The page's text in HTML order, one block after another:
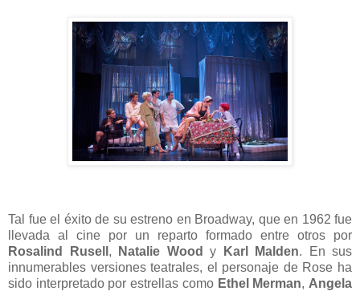
Tal fue el éxito de su estreno en Broadway, que en 1962 fue
llevada al cine por un reparto formado entre otros por
Rosalind Rusell , Natalie Wood y Karl Malden. En sus
innumerables versiones teatrales, el personaje de Rose ha
sido interpretado por estrellas como Ethel Merman, Angela